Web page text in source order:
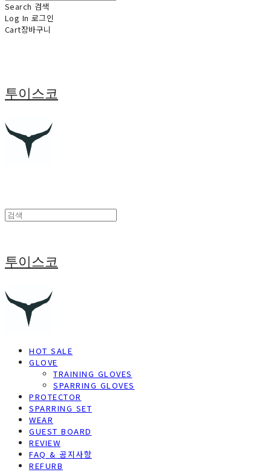
Search 검색
Log In 로그인
Cart장바구니
투이스코
투이스코
HOT SALE
GLOVE
TRAINING GLOVES
SPARRING GLOVES
PROTECTOR
SPARRING SET
WEAR
GUEST BOARD
REVIEW
FAQ & 공지사항
REFURB